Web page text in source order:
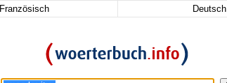
Französisch Deutsch